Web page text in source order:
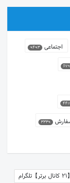
اجتماعی 9493
3339